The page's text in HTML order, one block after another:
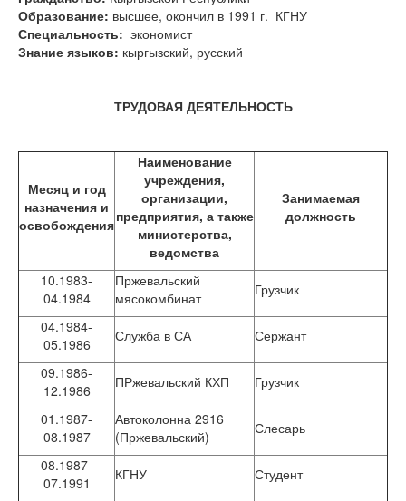
Образование: высшее, окончил в 1991 г. КГНУ
Специальность: экономист
Знание языков: кыргызский, русский
ТРУДОВАЯ ДЕЯТЕЛЬНОСТЬ
Месяц и год
назначения и
освобождения
Наименование
учреждения,
организации,
предприятия, а также
министерства,
ведомства
Занимаемая
должность
10.1983-
04.1984
Пржевальский
мясокомбинат
Грузчик
04.1984-
05.1986
Служба в СА Сержант
09.1986-
12.1986
ПРжевальский КХП Грузчик
01.1987-
08.1987
Автоколонна 2916
(Пржевальский)
Слесарь
08.1987-
07.1991
КГНУ Студент